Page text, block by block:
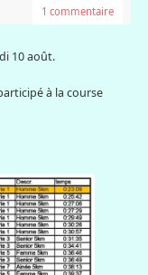
1 commentaire
10 août.
à la course